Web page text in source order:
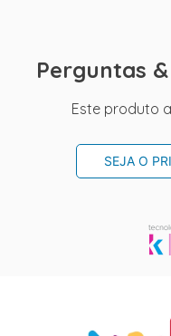
Perguntas
Este produto
SEJA O